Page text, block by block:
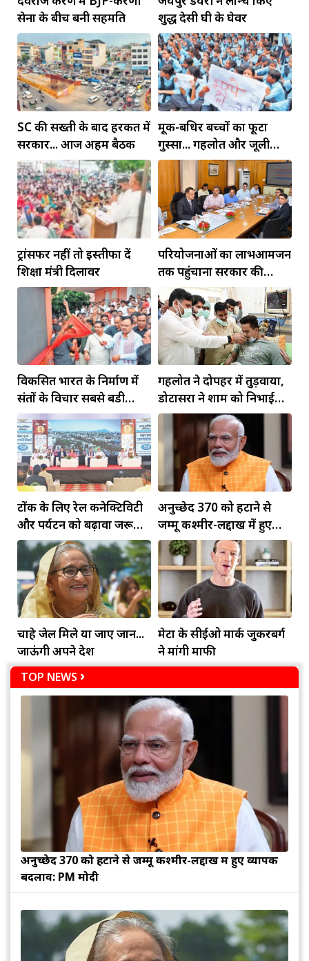
सेना के बीच बनी सहमति
शुद्ध देसी घी के घेवर
SC की सख्ती के बाद हरकत में
सरकार... आज अहम बैठक
मूक-बधिर बच्चों का फूटा
गुस्सा... गहलोत और जूली
पहुंचे तो जागा प्रशासन
ट्रांसफर नहीं तो इस्तीफा दें
शिक्षा मंत्री दिलावर
परियोजनाओं का लाभआमजन
तक पहुंचाना सरकार की
प्राथमिकता
विकसित भारत के निर्माण में
संतों के विचार सबसे बडी
ताकतः भजनलाल
गहलोत ने दोपहर में तुड़वाया,
डोटासरा ने शाम को निभाई
रस्म
टोंक के लिए रेल कनेक्टिविटी
और पर्यटन को बढ़ावा जरूरी:
कन्हैया लाल
अनुच्छेद 370 को हटाने से
जम्मू कश्मीर-लद्दाख में हुए
व्यापक बदलाव: PM मोदी
चाहे जेल मिले या जाए जान...
जाऊंगी अपने देश
मेटा के सीईओ मार्क जुकरबर्ग
ने मांगी माफी
TOP NEWS
अनुच्छेद 370 को हटाने से जम्मू कश्मीर-लद्दाख में हुए व्यापक
बदलाव: PM मोदी